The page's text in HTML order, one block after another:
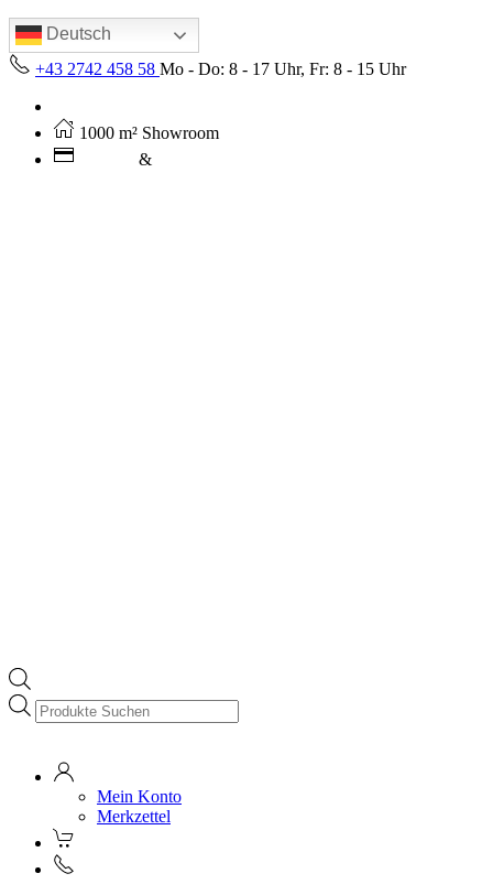
Deutsch
+43 2742 458 58 Mo - Do: 8 - 17 Uhr, Fr: 8 - 15 Uhr
1000 m² Showroom
&
Products
search
Mein Konto
Merkzettel